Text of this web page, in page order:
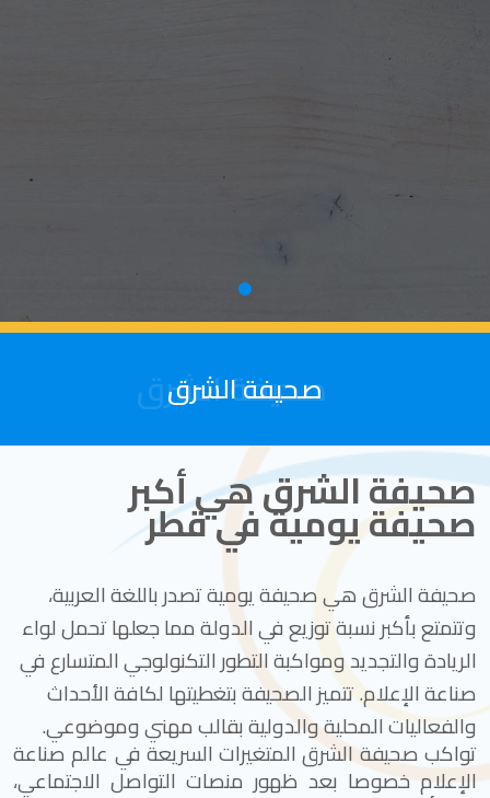
صحيفة الشرق
صحيفة الشرق
صحيفة الشرق هي أكبر
صحيفة يومية في قطر
صحيفة الشرق هي صحيفة يومية تصدر باللغة العربية،
وتتمتع بأكبر نسبة توزيع في الدولة مما جعلها تحمل لواء
الريادة والتجديد ومواكبة التطور التكنولوجي المتسارع في
صناعة الإعلام. تتميز الصحيفة بتغطيتها لكافة الأحداث
والفعاليات المحلية والدولية بقالب مهني وموضوعي.
تواكب صحيفة الشرق المتغيرات السريعة في عالم صناعة
الإعلام خصوصا بعد ظهور منصات التواصل الاجتماعي،